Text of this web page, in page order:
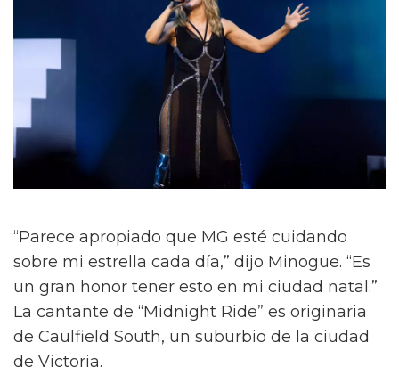
“Parece apropiado que MG esté cuidando
sobre mi estrella cada día,” dijo Minogue. “Es
un gran honor tener esto en mi ciudad natal.”
La cantante de “Midnight Ride” es originaria
de Caulfield South, un suburbio de la ciudad
de Victoria.